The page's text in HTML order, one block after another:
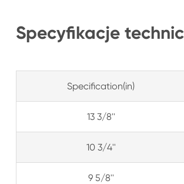
Specyfikacje
Specification(in)
13 3/8''
10 3/4''
9 5/8''